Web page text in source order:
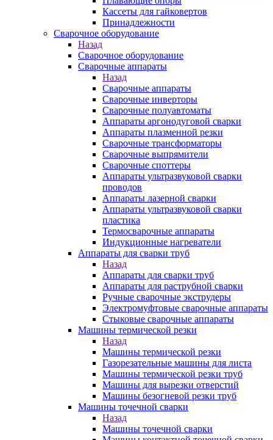
Кассеты для гайковертов
Принадлежности
Сварочное оборудование
Назад
Сварочное оборудование
Сварочные аппараты
Назад
Сварочные аппараты
Сварочные инверторы
Сварочные полуавтоматы
Аппараты аргонодуговой сварки
Аппараты плазменной резки
Сварочные трансформаторы
Сварочные выпрямители
Сварочные споттеры
Аппараты ультразвуковой сварки
проводов
Аппараты лазерной сварки
Аппараты ультразвуковой сварки
пластика
Термосварочные аппараты
Индукционные нагреватели
Аппараты для сварки труб
Назад
Аппараты для сварки труб
Аппараты для раструбной сварки
Ручные сварочные экструдеры
Электромуфтовые сварочные аппараты
Стыковые сварочные аппараты
Машины термической резки
Назад
Машины термической резки
Газорезательные машины для листа
Машины термической резки труб
Машины для вырезки отверстий
Машины безогневой резки труб
Машины точечной сварки
Назад
Машины точечной сварки